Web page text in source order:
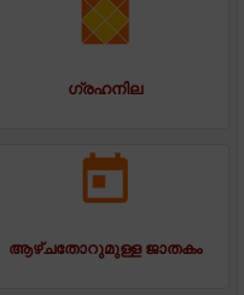
ഗ്രഹനില
ആഴ്ചതോറുമുള്ള ജാതകം